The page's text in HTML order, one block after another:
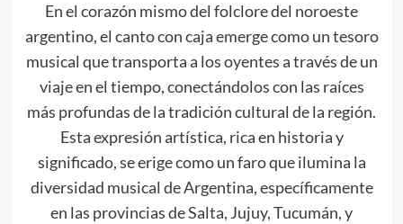
En el corazón mismo del folclore del noroeste
argentino, el canto con caja emerge como un tesoro
musical que transporta a los oyentes a través de un
viaje en el tiempo, conectándolos con las raíces
más profundas de la tradición cultural de la región.
Esta expresión artística, rica en historia y
significado, se erige como un faro que ilumina la
diversidad musical de Argentina, específicamente
en las provincias de Salta, Jujuy, Tucumán, y